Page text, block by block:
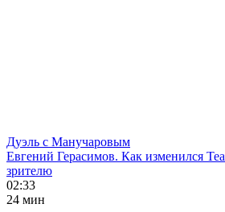
Дуэль с Манучаровым
Евгений Герасимов. Как изменился
зрителю
02:33
24 мин